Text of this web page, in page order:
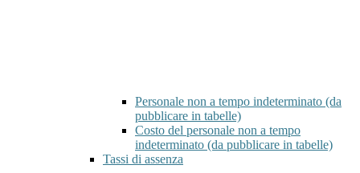
Personale non a tempo indeterminato (da
pubblicare in tabelle)
Costo del personale non a tempo
indeterminato (da pubblicare in tabelle)
Tassi di assenza